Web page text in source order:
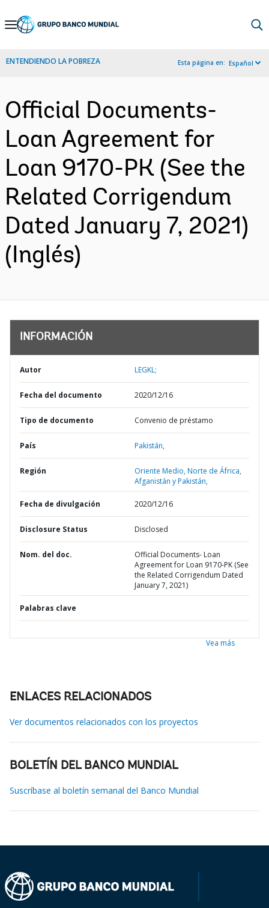
Skip
Navigation
ENTENDIENDO LA POBREZA Esta página en: Español
Official Documents-
Loan Agreement for
Loan 9170-PK (See the
Related Corrigendum
Dated January 7, 2021)
(Inglés)
INFORMACIÓN
Autor LEGKL;
Fecha del documento 2020/12/16
Tipo de documento Convenio de préstamo
País Pakistán,
Región
Oriente Medio, Norte de África,
Afganistán y Pakistán,
Fecha de divulgación 2020/12/16
Disclosure Status Disclosed
Nom. del doc.
Official Documents- Loan
Agreement for Loan 9170-PK (See
the Related Corrigendum Dated
January 7, 2021)
Palabras clave
Vea más
ENLACES RELACIONADOS
Ver documentos relacionados con los proyectos
BOLETÍN DEL BANCO MUNDIAL
Suscríbase al boletín semanal del Banco Mundial